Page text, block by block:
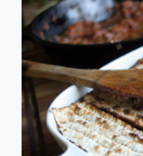
de
Carne
(para
Pesaj)